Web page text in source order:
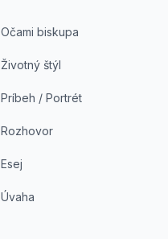
Očami biskupa
Životný štýl
Príbeh / Portrét
Rozhovor
Esej
Úvaha